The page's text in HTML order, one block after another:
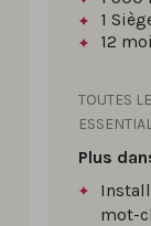
1
12
TOUTES
Plus
mot-